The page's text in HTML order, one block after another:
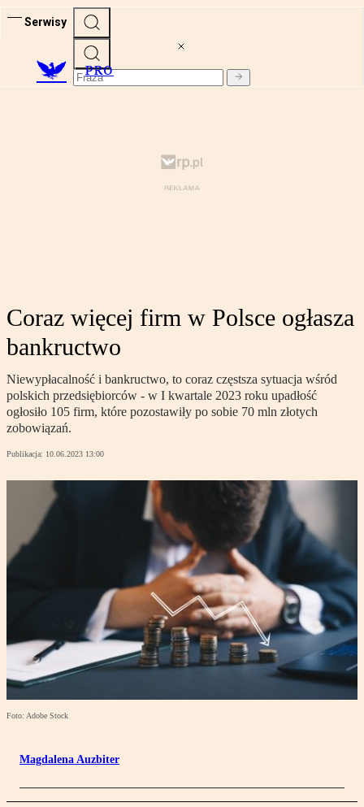
Serwisy
PRO
Coraz więcej firm w Polsce ogłasza
bankructwo
Niewypłacalność i bankructwo, to coraz częstsza sytuacja wśród
polskich przedsiębiorców - w I kwartale 2023 roku upadłość
ogłosiło 105 firm, które pozostawiły po sobie 70 mln złotych
zobowiązań.
Publikacja: 10.06.2023 13:00
Foto: Adobe Stock
Magdalena Auzbiter